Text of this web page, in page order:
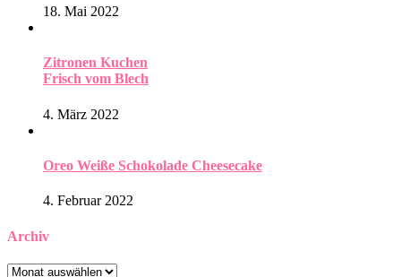
18. Mai 2022
Zitronen Kuchen
Frisch vom Blech
4. März 2022
Oreo Weiße Schokolade Cheesecake
4. Februar 2022
Archiv
Archiv